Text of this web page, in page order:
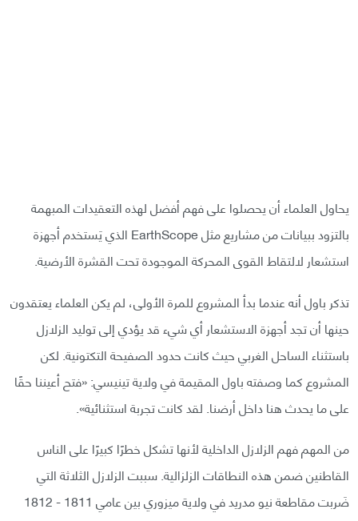
يحاول العلماء أن يحصلوا على فهم أفضل لهذه التعقيدات المبهمة
بالتزود ببيانات من مشاريع مثل EarthScope الذي يَستخدم أجهزة
استشعار لالتقاط القوى المحركة الموجودة تحت القشرة الأرضية.
تذكر باول أنه عندما بدأ المشروع للمرة الأولى، لم يكن العلماء يعتقدون
حينها أن تجد أجهزة الاستشعار أي شيء قد يؤدي إلى توليد الزلازل
باستثناء الساحل الغربي حيث كانت حدود الصفيحة التكتونية. لكن
المشروع كما وصفته باول المقيمة في ولاية تينيسي: «فتح أعيننا حقًا
على ما يحدث هنا داخل أرضنا. لقد كانت تجربة استثنائية».
من المهم فهم الزلازل الداخلية لأنها تشكل خطرًا كبيرًا على الناس
القاطنين ضمن هذه النطاقات الزلزالية. سببت الزلازل الثلاثة التي
ضَربت مقاطعة نيو مدريد في ولاية ميزوري بين عامي 1811 - 1812